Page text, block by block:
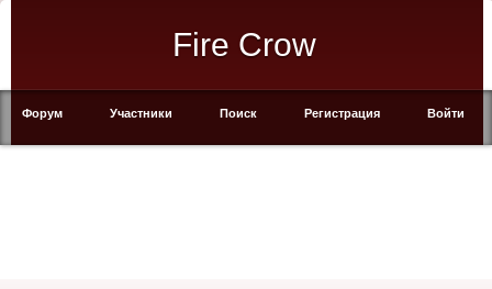
Fire Crow
Форум Участники Поиск Регистрация Войти